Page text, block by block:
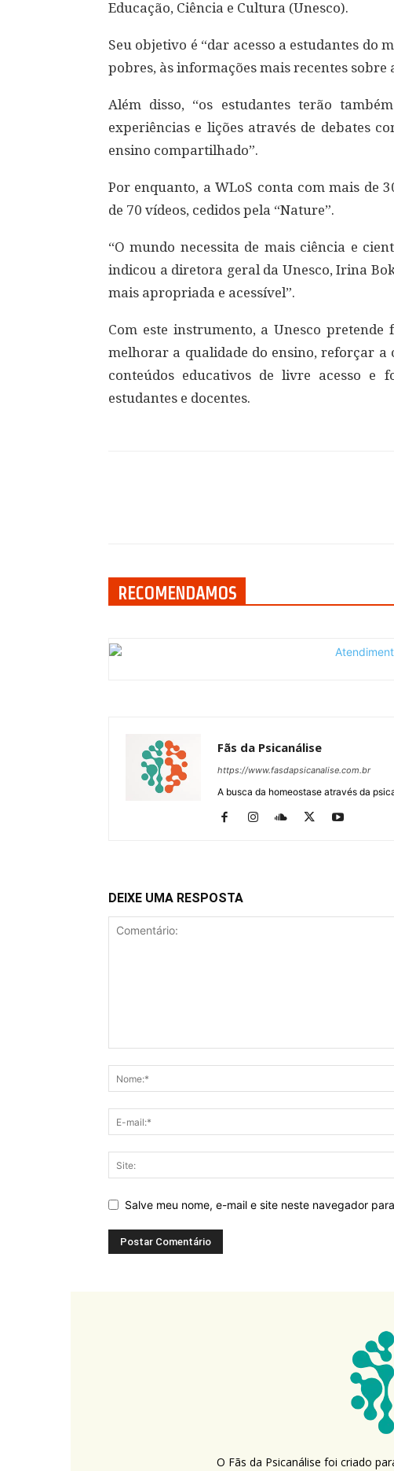
Educação, Ciência e Cultura (Unesco).
Seu objetivo é “dar acesso a estudantes do
pobres, às informações mais recentes sobre
Além disso, “os estudantes terão
experiências e lições através de debates
ensino compartilhado”.
Por enquanto, a WLoS conta com mais de
de 70 vídeos, cedidos pela “Nature”.
“O mundo necessita de mais ciência e
indicou a diretora geral da Unesco, Irina
mais apropriada e acessível”.
Com este instrumento, a Unesco
melhorar a qualidade do ensino, reforçar a
conteúdos educativos de livre acesso e
estudantes e docentes.
RECOMENDAMOS
Fãs da Psicanálise
https://www.fasdapsicanalise.com.br
A busca da homeostase através da
DEIXE UMA RESPOSTA
Salve meu nome, e-mail e site neste navegador
O Fãs da Psicanálise foi criado